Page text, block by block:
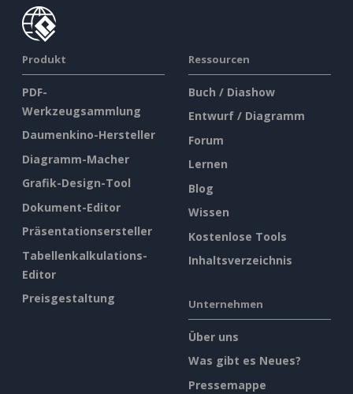
Produkt
PDF-
Werkzeugsammlung
Daumenkino-Hersteller
Diagramm-Macher
Grafik-Design-Tool
Dokument-Editor
Präsentationsersteller
Tabellenkalkulations-
Editor
Preisgestaltung
Ressourcen
Buch / Diashow
Entwurf / Diagramm
Forum
Lernen
Blog
Wissen
Kostenlose Tools
Inhaltsverzeichnis
Unternehmen
Über uns
Was gibt es Neues?
Pressemappe